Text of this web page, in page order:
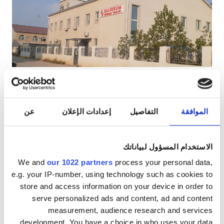
الموافقة التفاصيل إعدادات الإعلان عن
الاستخدام المسؤول لبياناتك
We and our 1022 partners process your personal data,
e.g. your IP-number, using technology such as cookies to
store and access information on your device in order to
serve personalized ads and content, ad and content
measurement, audience research and services
مرضى مصابين بفيروس نقص المناعة البشرية
مرضى مصابين بالتهاب الكبد B
مرضى مصابين بالتهاب الكبد C
المرطبات
شبكة واي فاي مجانيّة
شاشات تلفزيون
انتقالات مجانية
Diaverum Haemodialysis Center Aktau
لكل علاج
غسيل الدم ١٤٠ €
غسيل وترشيح الدم ١٦٠ €
حجز مبدئي